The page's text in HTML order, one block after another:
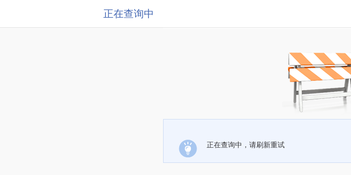
正在查询中
正在查询中，请刷新重试